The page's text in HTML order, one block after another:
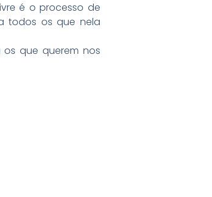
é o processo de
todos os que nela
que querem nos